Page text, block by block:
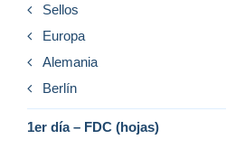
Sellos
Europa
Alemania
Berlín
1er día – FDC (hojas)